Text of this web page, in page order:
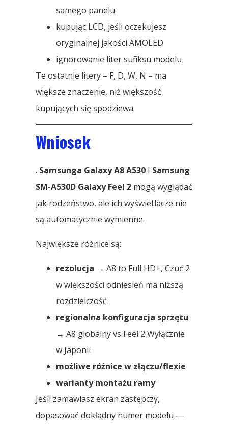
samego panelu
kupując LCD, jeśli oczekujesz
oryginalnej jakości AMOLED
ignorowanie liter sufiksu modelu
Te ostatnie litery – F, D, W, N – ma
większe znaczenie, niż większość
kupujących się spodziewa.
Wniosek
. Samsunga Galaxy A8 A530 I Samsung
SM-A530D Galaxy Feel 2 mogą wyglądać
jak rodzeństwo, ale ich wyświetlacze nie
są automatycznie wymienne.
Największe różnice są:
rezolucja → A8 to Full HD+, Czuć 2
w większości odniesień ma niższą
rozdzielczość
regionalna konfiguracja sprzętu
→ A8 globalny vs Feel 2 Wyłącznie
w Japonii
możliwe różnice w złączu/flexie
warianty montażu ramy
Jeśli zamawiasz ekran zastępczy,
dopasować dokładny numer modelu —